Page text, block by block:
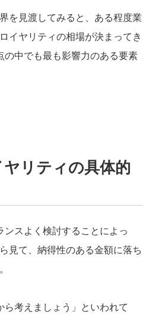
を見渡してみると、ある程度業
イヤリティの相場が決まってき
の中でも最も影響力のある要素
リティの具体的
スよく検討することによっ
見て、納得性のある金額に落ち
考えましょう」といわれて